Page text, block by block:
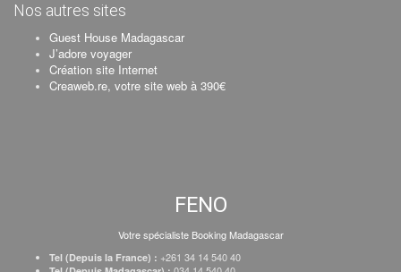
Nos autres sites
Guest House Madagascar
J’adore voyager
Création site Internet
Creaweb.re, votre site web à 390€
FENO
Votre spécialiste Booking Madagascar
Tel (Depuis la France) : +261 34 14 540 40